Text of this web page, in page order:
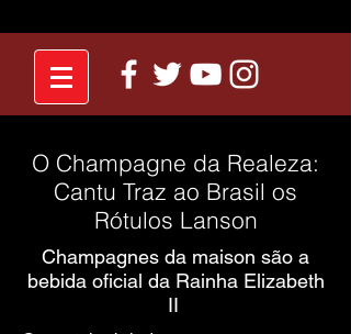
O Champagne da Realeza:
Cantu Traz ao Brasil os
Rótulos Lanson
Champagnes da maison são a
bebida oficial da Rainha Elizabeth
II